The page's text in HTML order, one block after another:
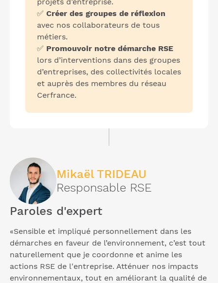
✅ Créer des groupes de réflexion
avec nos collaborateurs de tous
métiers.
✅ Promouvoir notre démarche RSE
lors d’interventions dans des groupes
d’entreprises, des collectivités locales
et auprès des membres du réseau
Cerfrance.
Mikaël TRIDEAU
Responsable RSE
Paroles d'expert
«Sensible et impliqué personnellement dans les
démarches en faveur de l’environnement, c’est tout
naturellement que je coordonne et anime les
actions RSE de l'entreprise. Atténuer nos impacts
environnementaux, tout en améliorant la qualité de